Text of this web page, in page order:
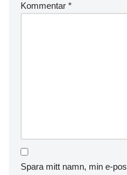
Kommentar *
Spara mitt namn, min e-